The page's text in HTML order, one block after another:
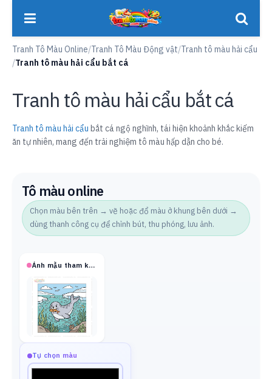
Tranh Tô Màu Online/Tranh Tô Màu Động vật/Tranh tô màu hải cẩu
/Tranh tô màu hải cẩu bắt cá
Tranh tô màu hải cẩu bắt cá
Tranh tô màu hải cẩu bắt cá ngộ nghĩnh, tái hiện khoảnh khắc kiếm
ăn tự nhiên, mang đến trải nghiệm tô màu hấp dẫn cho bé.
Tô màu online
Chọn màu bên trên → vẽ hoặc đổ màu ở khung bên dưới →
dùng thanh công cụ để chỉnh bút, thu phóng, lưu ảnh.
Ảnh mẫu tham khảo
Tự chọn màu